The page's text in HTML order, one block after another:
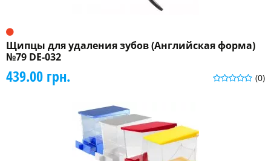
Щипцы для удаления зубов (Английская форма)
№79 DE-032
(0)
439.00 грн.